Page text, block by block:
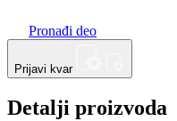
Pronađi deo
Prijavi kvar
Detalji proizvoda